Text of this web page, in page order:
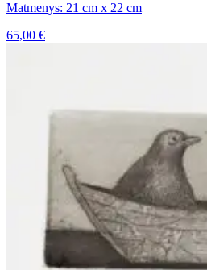
Matmenys: 21 cm x 22 cm
65,00 €